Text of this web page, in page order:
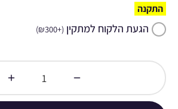
התקנה
הגעת הלקוח למתקין (
+
₪300
)